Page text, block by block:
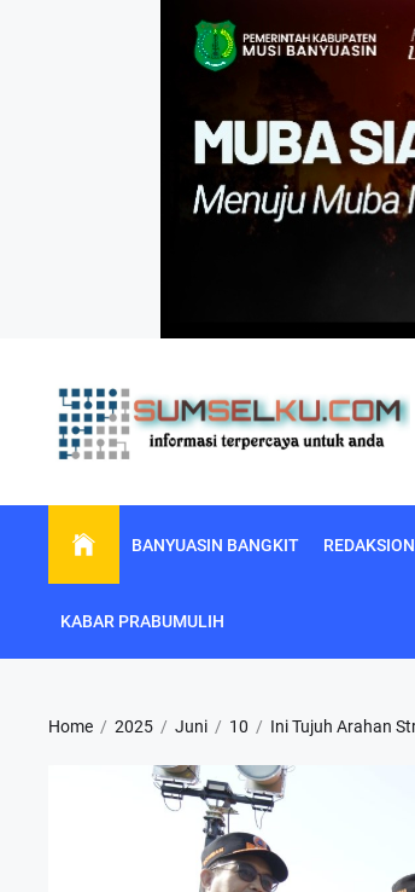
BANYUASIN BANGKIT
KABAR PRABUMULIH
Home 2025 Juni 10 Ini Tujuh Arahan